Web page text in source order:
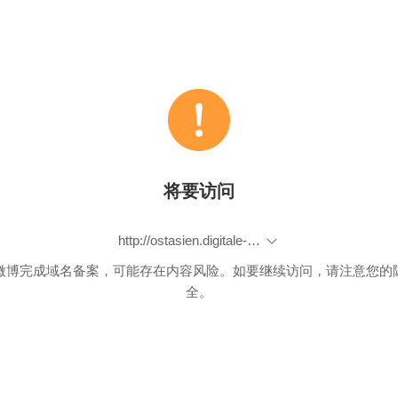
将要访问
http://ostasien.digitale-sammlungen.de/cn/fs1/home/static.html
博完成域名备案，可能存在内容风险。如要继续访问，请注意您的
全。